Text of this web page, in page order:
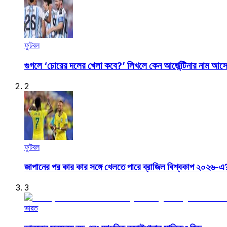
ফুটবল
গুগলে ‘চোরের দলের খেলা কবে?’ লিখলে কেন আর্জেন্টিনার নাম
2
ফুটবল
জাপানের পর কার কার সঙ্গে খেলতে পারে ব্রাজিল বিশ্বকাপ ২০২৬-
3
ভারত